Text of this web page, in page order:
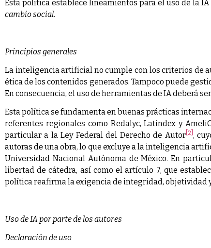
Esta política establece lineamientos para el uso de la
cambio social.
Principios generales
La inteligencia artificial no cumple con los criterios de
ética de los contenidos generados. Tampoco puede
En consecuencia, el uso de herramientas de IA deberá
Esta política se fundamenta en buenas prácticas
referentes regionales como Redalyc, Latindex y
particular a la Ley Federal del Derecho de Autor[2] ,
autoras de una obra, lo que excluye a la inteligencia
Universidad Nacional Autónoma de México. En
libertad de cátedra, así como el artículo 7, que
política reafirma la exigencia de integridad, objetividad
Uso de IA por parte de los autores
Declaración de uso